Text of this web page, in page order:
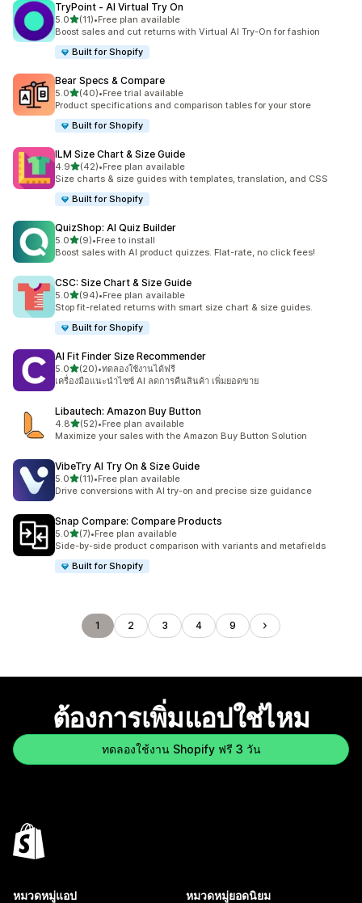
TryPoint ‑ AI Virtual Try On
5.0เต็ม 5 ดาว
(11)
ทั้งหมด 11 รีวิว
•Free plan available
Boost sales and cut returns with Virtual AI Try-On for fashion
Built for Shopify
Bear Specs & Compare
5.0เต็ม 5 ดาว
(40)
ทั้งหมด 40 รีวิว
•Free trial available
Product specifications and comparison tables for your store
Built for Shopify
ILM Size Chart & Size Guide
4.9เต็ม 5 ดาว
(42)
ทั้งหมด 42 รีวิว
•Free plan available
Size charts & size guides with templates, translation, and CSS
Built for Shopify
QuizShop: AI Quiz Builder
5.0เต็ม 5 ดาว
(9)
ทั้งหมด 9 รีวิว
•Free to install
Boost sales with AI product quizzes. Flat-rate, no click fees!
CSC: Size Chart & Size Guide
5.0เต็ม 5 ดาว
(94)
ทั้งหมด 94 รีวิว
•Free plan available
Stop fit-related returns with smart size chart & size guides.
Built for Shopify
AI Fit Finder Size Recommender
5.0เต็ม 5 ดาว
(20)
ทั้งหมด 20 รีวิว
•ทดลองใช้งานได้ฟรี
เครื่องมือแนะนำไซซ์ AI ลดการคืนสินค้า เพิ่มยอดขาย
Libautech: Amazon Buy Button
4.8เต็ม 5 ดาว
(52)
ทั้งหมด 52 รีวิว
•Free plan available
Maximize your sales with the Amazon Buy Button Solution
VibeTry AI Try On & Size Guide
5.0เต็ม 5 ดาว
(11)
ทั้งหมด 11 รีวิว
•Free plan available
Drive conversions with AI try-on and precise size guidance
Snap Compare: Compare Products
5.0เต็ม 5 ดาว
(7)
ทั้งหมด 7 รีวิว
•Free plan available
Side-by-side product comparison with variants and metafields
Built for Shopify
1 2 3 4 9
ต้องการเพิ่มแอปใช่ไหม
ทดลองใช้งาน Shopify ฟรี 3 วัน
หมวดหมู่แอป หมวดหมู่ยอดนิยม